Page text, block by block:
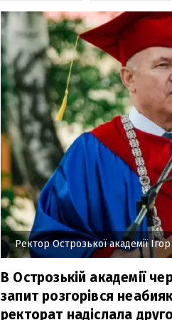
Ректор Острозької академії
В Острозькій академії
запит розгорівся
ректорат надіслала